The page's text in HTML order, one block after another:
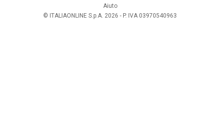
Aiuto
© ITALIAONLINE S.p.A. 2026 - P. IVA 03970540963